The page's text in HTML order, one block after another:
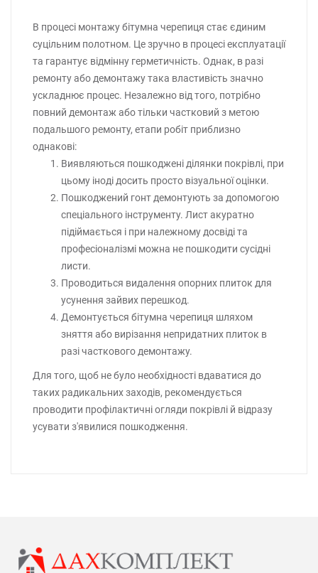
В процесі монтажу бітумна черепиця стає єдиним
суцільним полотном. Це зручно в процесі експлуатації
та гарантує відмінну герметичність. Однак, в разі
ремонту або демонтажу така властивість значно
ускладнює процес. Незалежно від того, потрібно
повний демонтаж або тільки частковий з метою
подальшого ремонту, етапи робіт приблизно
однакові:
Виявляються пошкоджені ділянки покрівлі, при
цьому іноді досить просто візуальної оцінки.
Пошкоджений гонт демонтують за допомогою
спеціального інструменту. Лист акуратно
підіймається і при належному досвіді та
професіоналізмі можна не пошкодити сусідні
листи.
Проводиться видалення опорних плиток для
усунення зайвих перешкод.
Демонтується бітумна черепиця шляхом
зняття або вирізання непридатних плиток в
разі часткового демонтажу.
Для того, щоб не було необхідності вдаватися до
таких радикальних заходів, рекомендується
проводити профілактичні огляди покрівлі й відразу
усувати з'явилися пошкодження.